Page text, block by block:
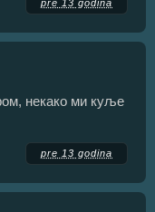
pre 13 godina
некако ми куље
pre 13 godina